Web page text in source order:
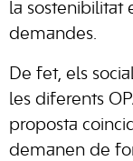
la sostenibilitat
demandes.
De fet, els
les diferents
proposta
demanen de